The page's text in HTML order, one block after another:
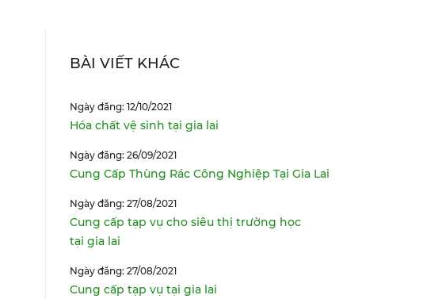
BÀI VIẾT KHÁC
Ngày đăng: 12/10/2021
Hóa chất vệ sinh tại gia lai
Ngày đăng: 26/09/2021
Cung Cấp Thùng Rác Công Nghiệp Tại Gia Lai
Ngày đăng: 27/08/2021
Cung cấp tạp vụ cho siêu thị trường học
tại gia lai
Ngày đăng: 27/08/2021
Cung cấp tạp vụ tại gia lai